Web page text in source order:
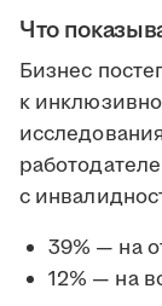
Что
Бизнес
к
с
39% — на
12% — на